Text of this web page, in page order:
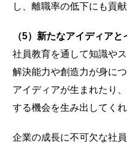
し、離職率の低下にも貢献
（5）新たなアイディア
社員教育を通して知識や
解決能力や創造力が身に
アイディアが生まれたり
する機会を生み出してくれ
企業の成長に不可欠な社